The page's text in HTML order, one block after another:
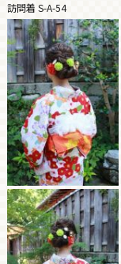
訪問着 S-A-54